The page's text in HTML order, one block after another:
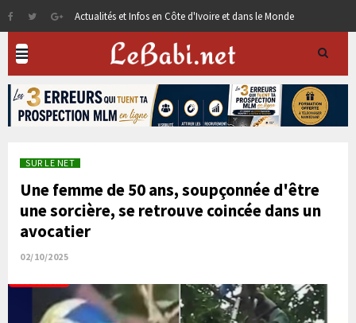
Actualités et Infos en Côte d'Ivoire et dans le Monde
SUR LE NET
Une femme de 50 ans, soupçonnée d'être
une sorcière, se retrouve coincée dans un
avocatier
02/10/2025